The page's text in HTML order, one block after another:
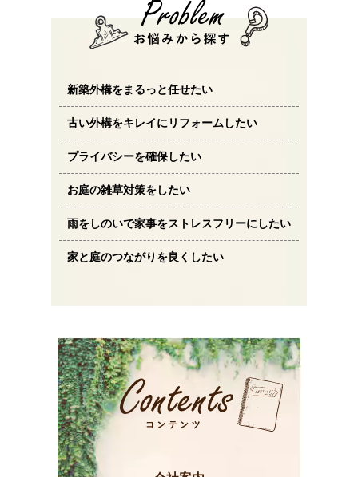
新築外構をまるっと任せたい
古い外構をキレイにリフォームしたい
プライバシーを確保したい
お庭の雑草対策をしたい
雨をしのいで家事をストレスフリーにしたい
家と庭のつながりを良くしたい